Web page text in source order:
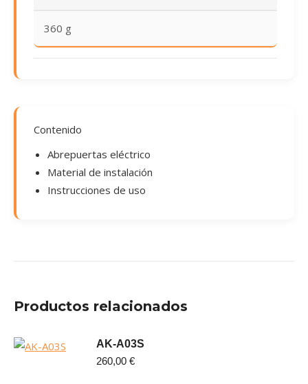
360 g
Contenido
Abrepuertas eléctrico
Material de instalación
Instrucciones de uso
Productos relacionados
AK-A03S
260,00 €